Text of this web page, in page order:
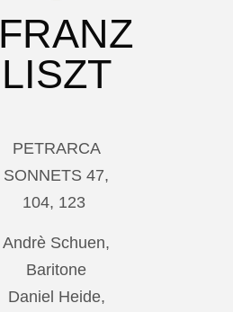
FRANZ
LISZT
PETRARCA
SONNETS 47,
104, 123
Andrè Schuen,
Baritone
Daniel Heide,